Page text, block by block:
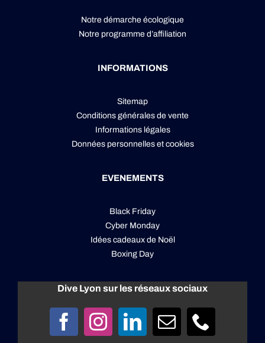
Notre démarche écologique
Notre programme d’affiliation
INFORMATIONS
Sitemap
Conditions générales de vente
Informations légales
Données personnelleset cookies
EVENEMENTS
Black Friday
Cyber Monday
Idées cadeaux de Noël
Boxing Day
Dive Lyon sur les réseaux sociaux